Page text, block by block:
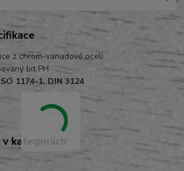
z chrom-vanadové oceli
bit PH
1174-1, DIN 3124
v kategoriích